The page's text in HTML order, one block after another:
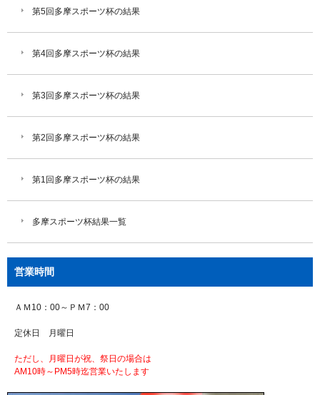
第5回多摩スポーツ杯の結果
第4回多摩スポーツ杯の結果
第3回多摩スポーツ杯の結果
第2回多摩スポーツ杯の結果
第1回多摩スポーツ杯の結果
多摩スポーツ杯結果一覧
営業時間
ＡＭ10：00～ＰＭ7：00
定休日 月曜日
ただし、月曜日が祝、祭日の場合は
AM10時～PM5時迄営業いたします